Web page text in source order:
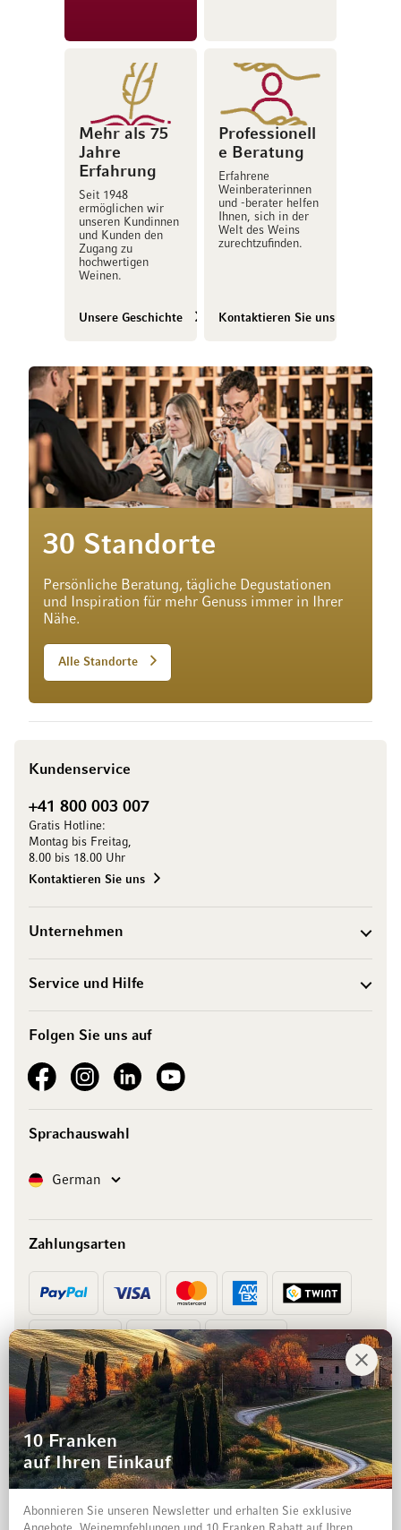
Mehr als 75
Jahre
Erfahrung
Seit 1948
ermöglichen wir
unseren Kundinnen
und Kunden den
Zugang zu
hochwertigen
Weinen.
Unsere Geschichte
Professionell
e Beratung
Erfahrene
Weinberaterinnen
und -berater helfen
Ihnen, sich in der
Welt des Weins
zurechtzufinden.
Kontaktieren Sie uns
30 Standorte
Persönliche Beratung, tägliche Degustationen
und Inspiration für mehr Genuss immer in Ihrer
Nähe.
Alle Standorte
Kundenservice
+41 800 003 007
Gratis Hotline:
Montag bis Freitag,
8.00 bis 18.00 Uhr
Kontaktieren Sie uns
Unternehmen
Service und Hilfe
Folgen Sie uns auf
See our FacebookSee our Instagram account
See our LinkedInSee our YouTube channel
Sprachauswahl
SpracheGerman
Zahlungsarten
Vorkasse Rechnung
10 Franken
auf Ihren Einkauf
Abonnieren Sie unseren Newsletter und erhalten Sie exklusive